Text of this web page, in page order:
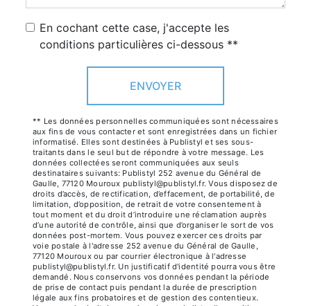
En cochant cette case, j'accepte les
conditions particulières ci-dessous **
ENVOYER
** Les données personnelles communiquées sont nécessaires
aux fins de vous contacter et sont enregistrées dans un fichier
informatisé. Elles sont destinées à Publistyl et ses sous-
traitants dans le seul but de répondre à votre message. Les
données collectées seront communiquées aux seuls
destinataires suivants: Publistyl 252 avenue du Général de
Gaulle, 77120 Mouroux publistyl@publistyl.fr. Vous disposez de
droits d’accès, de rectification, d’effacement, de portabilité, de
limitation, d’opposition, de retrait de votre consentement à
tout moment et du droit d’introduire une réclamation auprès
d’une autorité de contrôle, ainsi que d’organiser le sort de vos
données post-mortem. Vous pouvez exercer ces droits par
voie postale à l'adresse 252 avenue du Général de Gaulle,
77120 Mouroux ou par courrier électronique à l'adresse
publistyl@publistyl.fr. Un justificatif d'identité pourra vous être
demandé. Nous conservons vos données pendant la période
de prise de contact puis pendant la durée de prescription
légale aux fins probatoires et de gestion des contentieux.